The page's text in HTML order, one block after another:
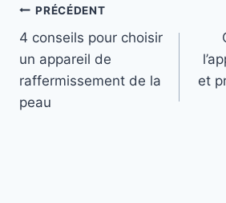
Navigation
de
l’article
PRÉCÉDENT
4 conseils pour choisir
un appareil de
raffermissement de la
peau
et